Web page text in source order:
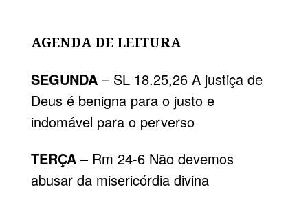
AGENDA DE LEITURA
SEGUNDA – SL 18.25,26 A justiça de
Deus é benigna para o justo e
indomável para o perverso
TERÇA– Rm 24-6 Não devemos
abusar da misericórdia divina